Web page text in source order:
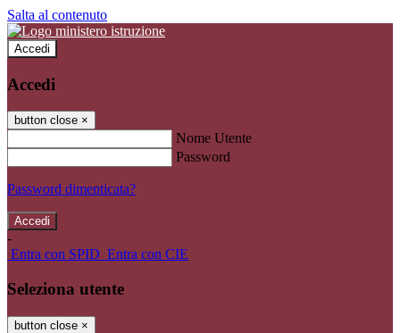
Salta al contenuto
Accedi
Accedi
button close ×
Nome Utente
Password
Password dimenticata?
-
Entra con SPID Entra con CIE
Seleziona utente
button close ×